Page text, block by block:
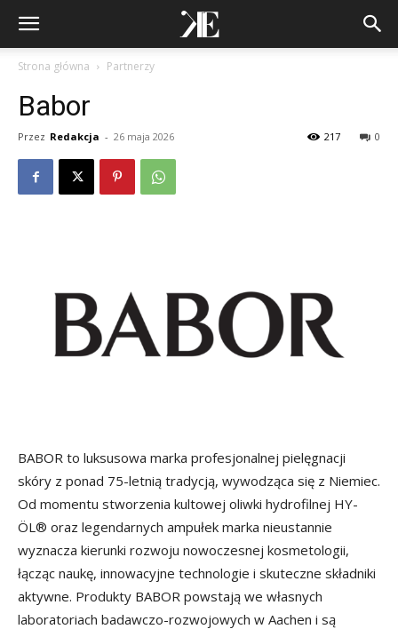
Strona główna Partnerzy
Babor
Przez Redakcja - 26 maja 2026 0
217
BABOR to luksusowa marka profesjonalnej pielęgnacji
skóry z ponad 75-letnią tradycją, wywodząca się z Niemiec.
Od momentu stworzenia kultowej oliwki hydrofilnej HY-
ÖL® oraz legendarnych ampułek marka nieustannie
wyznacza kierunki rozwoju nowoczesnej kosmetologii,
łącząc naukę, innowacyjne technologie i skuteczne składniki
aktywne. Produkty BABOR powstają we własnych
laboratoriach badawczo-rozwojowych w Aachen i są